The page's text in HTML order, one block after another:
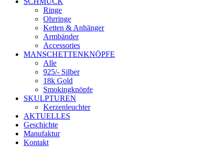
Ringe
Ohrringe
Ketten & Anhänger
Armbänder
Accessories
MANSCHETTENKNÖPFE
Alle
925/- Silber
18k Gold
Smokingknöpfe
SKULPTUREN
Kerzenleuchter
AKTUELLES
Geschichte
Manufaktur
Kontakt